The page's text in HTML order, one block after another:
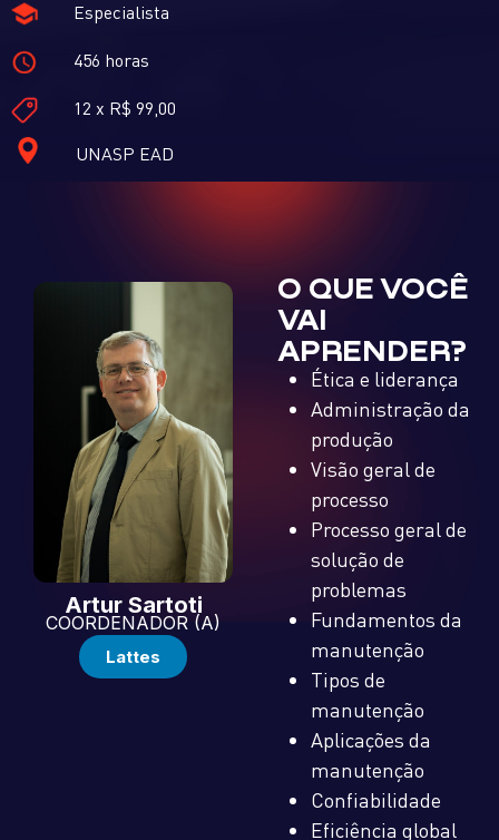
Especialista
456 horas
12 x R$ 99,00
UNASP EAD
Artur Sartoti
COORDENADOR (A)
Lattes
O QUE VOCÊ
VAI
APRENDER?
Ética e liderança
Administração da
produção
Visão geral de
processo
Processo geral de
solução de
problemas
Fundamentos da
manutenção
Tipos de
manutenção
Aplicações da
manutenção
Confiabilidade
Eficiência global